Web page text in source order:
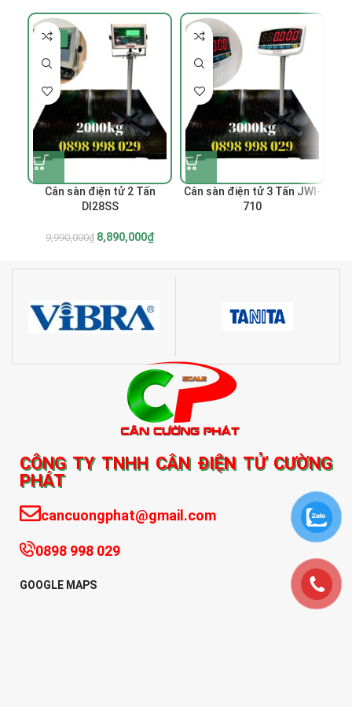
-11%
Cân sàn điện tử 2 Tấn
DI28SS
9,990,000₫ 8,890,000₫
Cân sàn điện tử 3 Tấn JWI-
710
CÔNG TY TNHH CÂN ĐIỆN TỬ CƯỜNG
PHÁT
cancuongphat@gmail.com
0898 998 029
GOOGLE MAPS